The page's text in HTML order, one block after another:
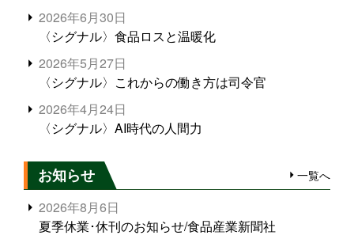
2026年6月30日
〈シグナル〉食品ロスと温暖化
2026年5月27日
〈シグナル〉これからの働き方は司令官
2026年4月24日
〈シグナル〉AI時代の人間力
お知らせ 一覧へ
2026年8月6日
夏季休業･休刊のお知らせ/食品産業新聞社